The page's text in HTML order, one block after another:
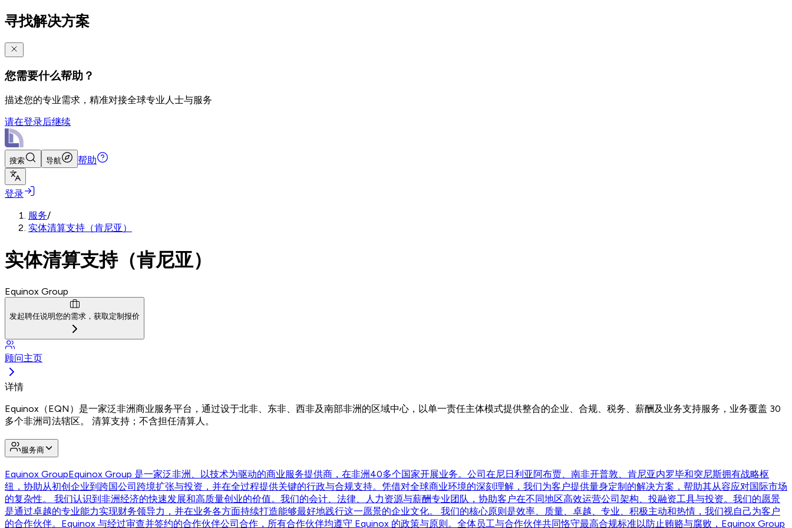
寻找解决方案
您需要什么帮助？
描述您的专业需求，精准对接全球专业人士与服务
请在登录后继续
搜索 导航 帮助
登录
服务/
实体清算支持（肯尼亚）
实体清算支持（肯尼亚）
Equinox Group
发起聘任说明您的需求，获取定制报价
顾问主页
详情
Equinox（EQN）是一家泛非洲商业服务平台，通过设于北非、东非、西非及南部非洲的区域中心，以单一责任主体模式提供整合的企业、合规、税务、薪酬及业务支持服务，业务覆盖 30
多个非洲司法辖区。 清算支持；不含担任清算人。
服务商
Equinox GroupEquinox Group 是一家泛非洲、以技术为驱动的商业服务提供商，在非洲40多个国家开展业务。公司在尼日利亚阿布贾、南非开普敦、肯尼亚内罗毕和突尼斯拥有战略枢
纽，协助从初创企业到跨国公司跨境扩张与投资，并在全过程提供关键的行政与合规支持。凭借对全球商业环境的深刻理解，我们为客户提供量身定制的解决方案，帮助其从容应对国际市场
的复杂性。 我们认识到非洲经济的快速发展和高质量创业的价值。我们的会计、法律、人力资源与薪酬专业团队，协助客户在不同地区高效运营公司架构、投融资工具与投资。我们的愿景
是通过卓越的专业能力实现财务领导力，并在业务各方面持续打造能够最好地践行这一愿景的企业文化。 我们的核心原则是效率、质量、卓越、专业、积极主动和热情，我们视自己为客户
的合作伙伴。Equinox 与经过审查并签约的合作伙伴公司合作，所有合作伙伴均遵守 Equinox 的政策与原则。全体员工与合作伙伴共同恪守最高合规标准以防止贿赂与腐败，Equinox Group